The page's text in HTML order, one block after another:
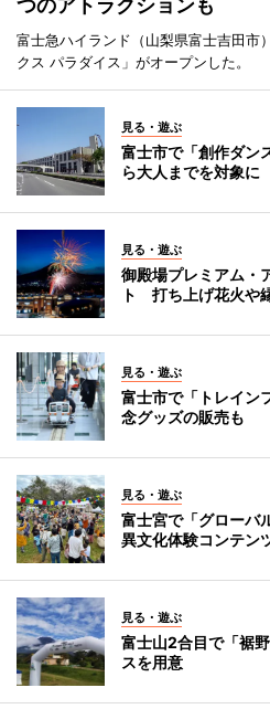
富士急ハイランド（山梨県富士吉田市
クス パラダイス」がオープンした。
見る・遊ぶ
富士市で「創作ダン
ら大人までを対象に
見る・遊ぶ
御殿場プレミアム・
ト 打ち上げ花火や
見る・遊ぶ
富士市で「トレイン
念グッズの販売も
見る・遊ぶ
富士宮で「グローバ
異文化体験コンテン
見る・遊ぶ
富士山2合目で「裾
スを用意